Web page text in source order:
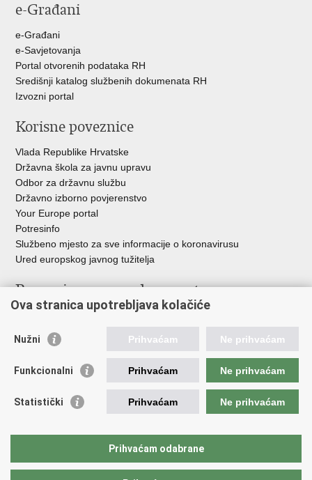
e-Građani
e-Građani
e-Savjetovanja
Portal otvorenih podataka RH
Središnji katalog službenih dokumenata RH
Izvozni portal
Korisne poveznice
Vlada Republike Hrvatske
Državna škola za javnu upravu
Odbor za državnu službu
Državno izborno povjerenstvo
Your Europe portal
Potresinfo
Službeno mjesto za sve informacije o koronavirusu
Ured europskog javnog tužitelja
Poveznice pravosudnog sustava
Državno odvjetništvo
Ured za suzbijanje korupcije i organiziranog kriminaliteta
Državnoodvjetničko vijeće
Hrvatska odvjetnička komora
Europski pravosudni portal
Ova stranica upotrebljava kolačiće
Nužni Prihvaćam Ne prihvaćam
Funkcionalni Prihvaćam Ne prihvaćam
Statistički Prihvaćam Ne prihvaćam
Prihvaćam odabrane